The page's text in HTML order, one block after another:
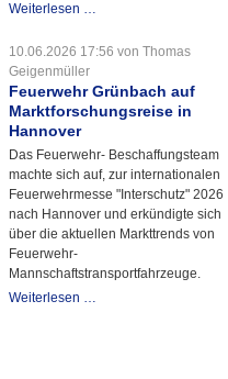
Weiterlesen …
Informationen
Hannover
aus
10.06.2026 17:56 von Thomas
Geigenmüller
Feuerwehr Grünbach auf
Marktforschungsreise in
Hannover
Das Feuerwehr- Beschaffungsteam
machte sich auf, zur internationalen
Feuerwehrmesse "Interschutz" 2026
nach Hannover und erkündigte sich
über die aktuellen Markttrends von
Feuerwehr-
Mannschaftstransportfahrzeuge.
Weiterlesen …